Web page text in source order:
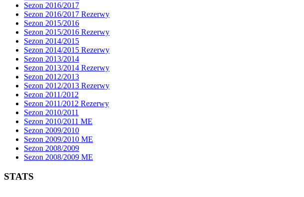
Sezon 2016/2017
Sezon 2016/2017 Rezerwy
Sezon 2015/2016
Sezon 2015/2016 Rezerwy
Sezon 2014/2015
Sezon 2014/2015 Rezerwy
Sezon 2013/2014
Sezon 2013/2014 Rezerwy
Sezon 2012/2013
Sezon 2012/2013 Rezerwy
Sezon 2011/2012
Sezon 2011/2012 Rezerwy
Sezon 2010/2011
Sezon 2010/2011 ME
Sezon 2009/2010
Sezon 2009/2010 ME
Sezon 2008/2009
Sezon 2008/2009 ME
STATS